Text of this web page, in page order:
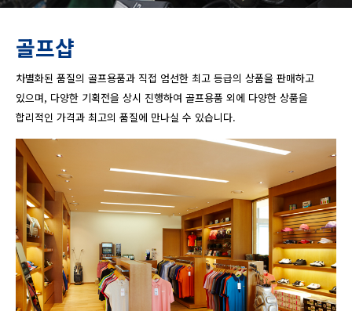
골프샵
차별화된 품질의 골프용품과 직접 엄선한 최고 등급의 상품을 판매하고
있으며, 다양한 기획전을 상시 진행하여 골프용품 외에 다양한 상품을
합리적인 가격과 최고의 품질에 만나실 수 있습니다.